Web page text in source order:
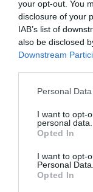
your opt-out. You
disclosure of your
IAB’s list of
also be disclosed
Downstream
Personal
I want to opt-
personal data.
Opted In
I want to opt-
Personal Data.
Opted In
a été préféré à
par les
un nom : Fuleco.
Ce nom a été
ayant participé
devance
et ecologia ; il
ces deux